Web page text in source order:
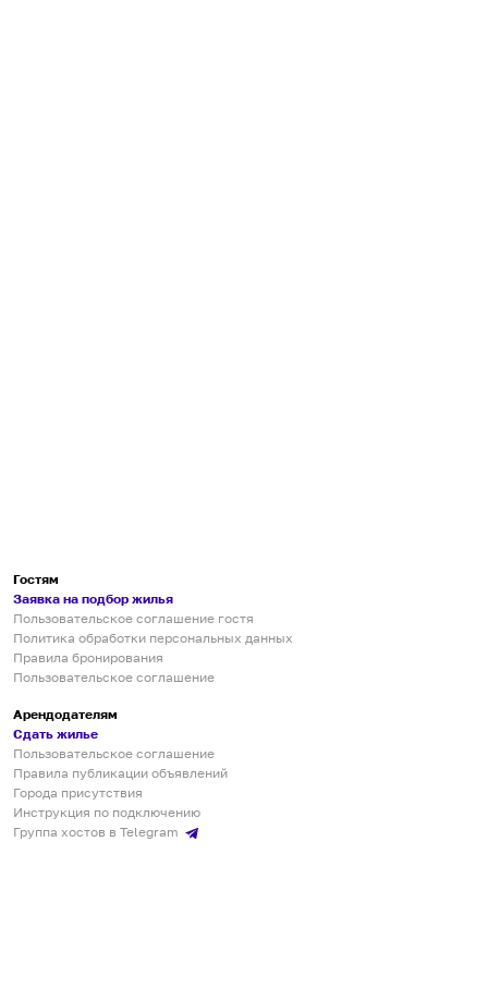
Гостям
Заявка на подбор жилья
Пользовательское соглашение гостя
Политика обработки персональных данных
Правила бронирования
Пользовательское соглашение
Арендодателям
Сдать жилье
Пользовательское соглашение
Правила публикации объявлений
Города присутствия
Инструкция по подключению
Группа хостов в Telegram